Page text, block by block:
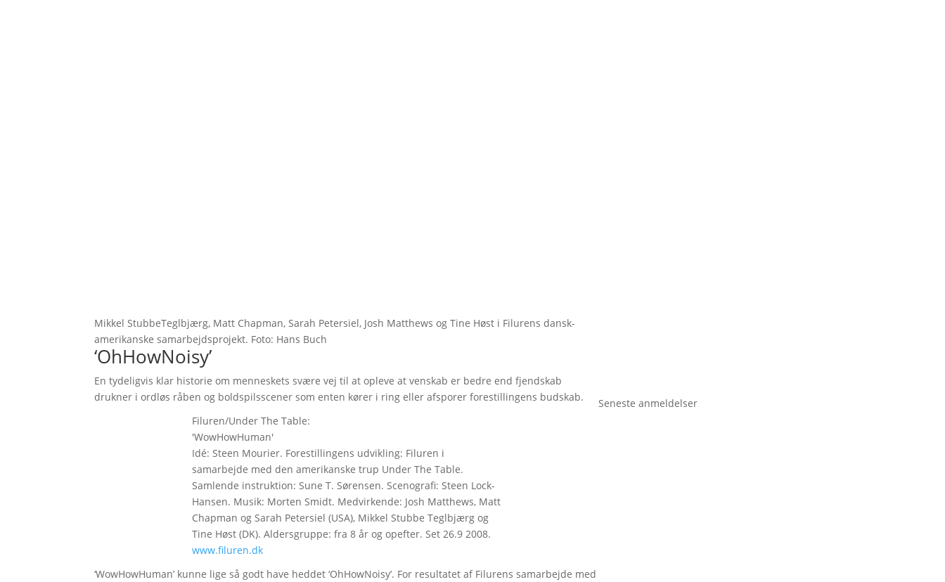
Mikkel StubbeTeglbjærg, Matt Chapman, Sarah Petersiel, Josh Matthews og Tine Høst i Filurens dansk-
amerikanske samarbejdsprojekt. Foto: Hans Buch
‘OhHowNoisy’
En tydeligvis klar historie om menneskets svære vej til at opleve at venskab er bedre end fjendskab
drukner i ordløs råben og boldspilsscener som enten kører i ring eller afsporer forestillingens budskab.
Filuren/Under The Table:
'WowHowHuman'
Idé: Steen Mourier. Forestillingens udvikling: Filuren i
samarbejde med den amerikanske trup Under The Table.
Samlende instruktion: Sune T. Sørensen. Scenografi: Steen Lock-
Hansen. Musik: Morten Smidt. Medvirkende: Josh Matthews, Matt
Chapman og Sarah Petersiel (USA), Mikkel Stubbe Teglbjærg og
Tine Høst (DK). Aldersgruppe: fra 8 år og opefter. Set 26.9 2008.
www.filuren.dk
‘WowHowHuman’ kunne lige så godt have heddet ‘OhHowNoisy’. For resultatet af Filurens samarbejde med
Seneste anmeldelser